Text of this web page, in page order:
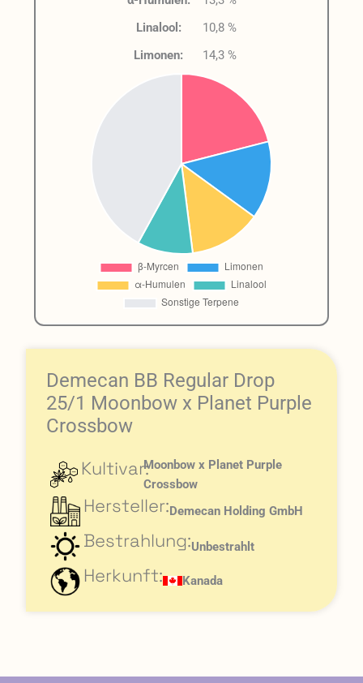
Linalool:
10,8 %
Limonen:
14,3 %
Demecan BB Regular Drop
25/1 Moonbow x Planet Purple
Crossbow
Kultivar:Moonbow x Planet Purple
Crossbow
Hersteller: Demecan Holding GmbH
Bestrahlung:Unbestrahlt
Herkunft: Kanada